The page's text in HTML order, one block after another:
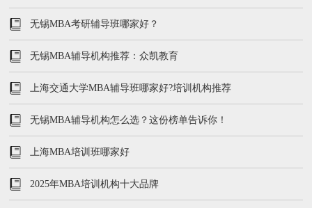
无锡MBA考研辅导班哪家好？
无锡MBA辅导机构推荐：众凯教育
上海交通大学MBA辅导班哪家好?培训机构推荐
无锡MBA辅导机构怎么选？这份榜单告诉你！
上海MBA培训班哪家好
2025年MBA培训机构十大品牌